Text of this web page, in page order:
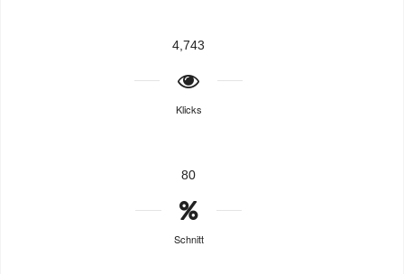
4,743
Klicks
80
Schnitt